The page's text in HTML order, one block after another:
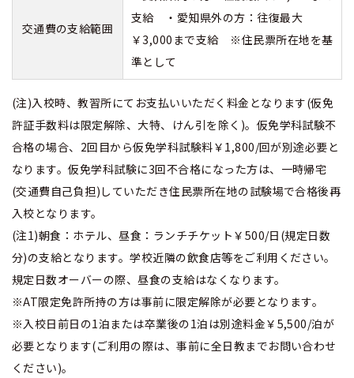
交通費の支給範囲
支給 ・愛知県外の方：往復最大
￥3,000まで支給 ※住民票所在地を基
準として
(注)入校時、教習所にてお支払いいただく料金となります(仮免
許証手数料は限定解除、大特、けん引を除く)。仮免学科試験不
合格の場合、2回目から仮免学科試験料￥1,800/回が別途必要と
なります。仮免学科試験に3回不合格になった方は、一時帰宅
(交通費自己負担)していただき住民票所在地の試験場で合格後再
入校となります。
(注1)朝食：ホテル、昼食：ランチチケット￥500/日(規定日数
分)の支給となります。学校近隣の飲食店等をご利用ください。
規定日数オーバーの際、昼食の支給はなくなります。
※AT限定免許所持の方は事前に限定解除が必要となります。
※入校日前日の1泊または卒業後の1泊は別途料金￥5,500/泊が
必要となります(ご利用の際は、事前に全日教までお問い合わせ
ください)。